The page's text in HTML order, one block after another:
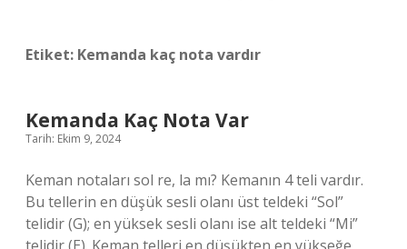
Etiket: Kemanda kaç nota vardır
Kemanda Kaç Nota Var
Tarih: Ekim 9, 2024
Keman notaları sol re, la mı? Kemanın 4 teli vardır.
Bu tellerin en düşük sesli olanı üst teldeki “Sol”
telidir (G); en yüksek sesli olanı ise alt teldeki “Mi”